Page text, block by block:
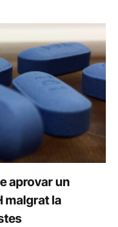
aprovar un
malgrat la